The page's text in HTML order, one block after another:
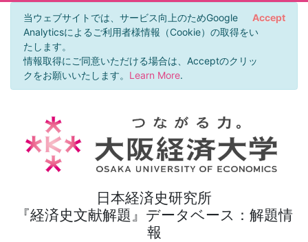
当ウェブサイトでは、サービス向上のためGoogle
Analyticsによるご利用者様情報（Cookie）の取得をい
たします。
情報取得にご同意いただける場合は、Acceptのクリッ
クをお願いいたします。 Learn More.
Accept
日本経済史研究所
『経済史文献解題』データベース：解題情
報